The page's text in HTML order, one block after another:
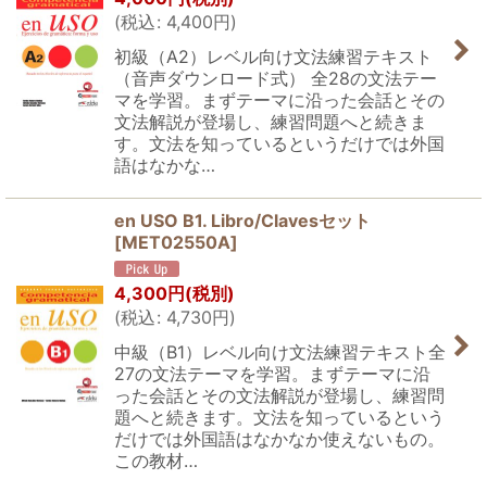
(税込: 4,400円)
初級（A2）レベル向け文法練習テキスト
（音声ダウンロード式） 全28の文法テー
マを学習。まずテーマに沿った会話とその
文法解説が登場し、練習問題へと続きま
す。文法を知っているというだけでは外国
語はなかな…
en USO B1. Libro/Clavesセット
[MET02550A]
4,300円 (税別)
(税込: 4,730円)
中級（B1）レベル向け文法練習テキスト全
27の文法テーマを学習。まずテーマに沿
った会話とその文法解説が登場し、練習問
題へと続きます。文法を知っているという
だけでは外国語はなかなか使えないもの。
この教材…